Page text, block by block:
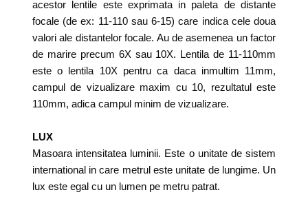
acestor lentile este exprimata in paleta de distante
focale (de ex: 11-110 sau 6-15) care indica cele doua
valori ale distantelor focale. Au de asemenea un factor
de marire precum 6X sau 10X. Lentila de 11-110mm
este o lentila 10X pentru ca daca inmultim 11mm,
campul de vizualizare maxim cu 10, rezultatul este
110mm, adica campul minim de vizualizare.
LUX
Masoara intensitatea luminii. Este o unitate de sistem
international in care metrul este unitate de lungime. Un
lux este egal cu un lumen pe metru patrat.